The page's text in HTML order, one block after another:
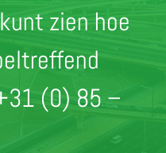
zien hoe
(0) 85 –